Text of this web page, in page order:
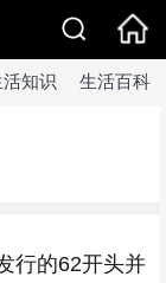
知识 生活百科
行的62开头并